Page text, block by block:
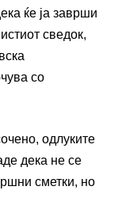
ќе ја заврши
сведок,
со
одлуките
дека не се
сметки, но